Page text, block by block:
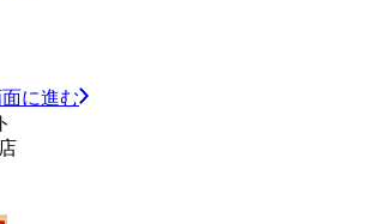
に進む